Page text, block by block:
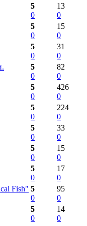
5
0
13
0
5
0
15
0
5
0
31
0
5
0
82
0
5
0
426
0
5
0
224
0
5
0
33
0
5
0
15
0
5
0
17
0
Fish" 5
0
95
0
5
0
14
0